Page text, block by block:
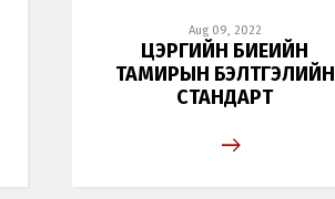
Aug 09, 2022
ЦЭРГИЙН БИЕИЙН
ТАМИРЫН БЭЛТГЭЛИЙН
СТАНДАРТ
English